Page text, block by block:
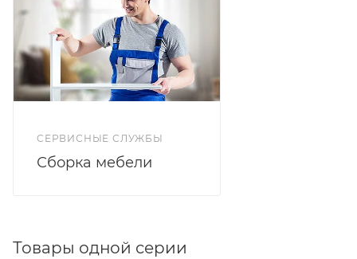
СЕРВИСНЫЕ СЛУЖБЫ
Сборка мебели
Товары одной серии